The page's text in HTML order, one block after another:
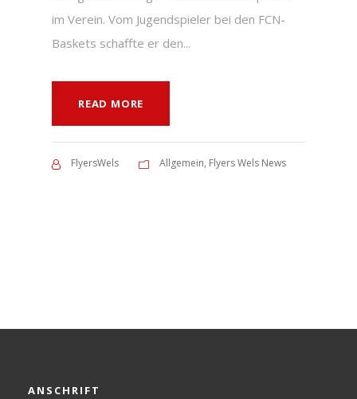
im Verein. Vom Jugendspieler bei den FCN-
Baskets schaffte er den...
READ MORE
FlyersWels Allgemein, Flyers Wels News
ANSCHRIFT